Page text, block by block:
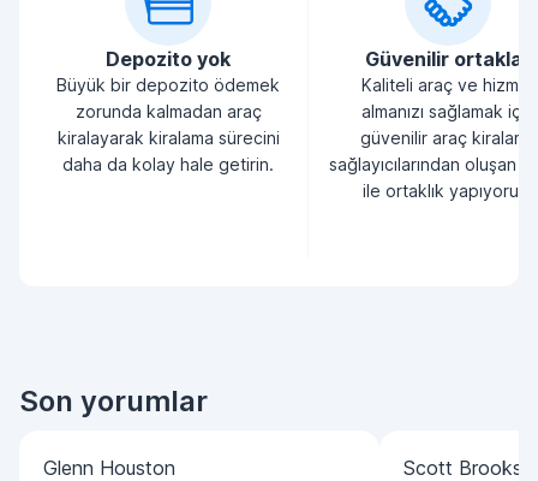
Depozito yok
Büyük bir depozito ödemek
zorunda kalmadan araç
kiralayarak kiralama sürecini
daha da kolay hale getirin.
Güvenilir ortaklar
Kaliteli araç ve hizmet
almanızı sağlamak için
güvenilir araç kiralama
sağlayıcılarından oluşan
ile ortaklık yapıyoruz.
Son yorumlar
Glenn Houston Scott Brooks